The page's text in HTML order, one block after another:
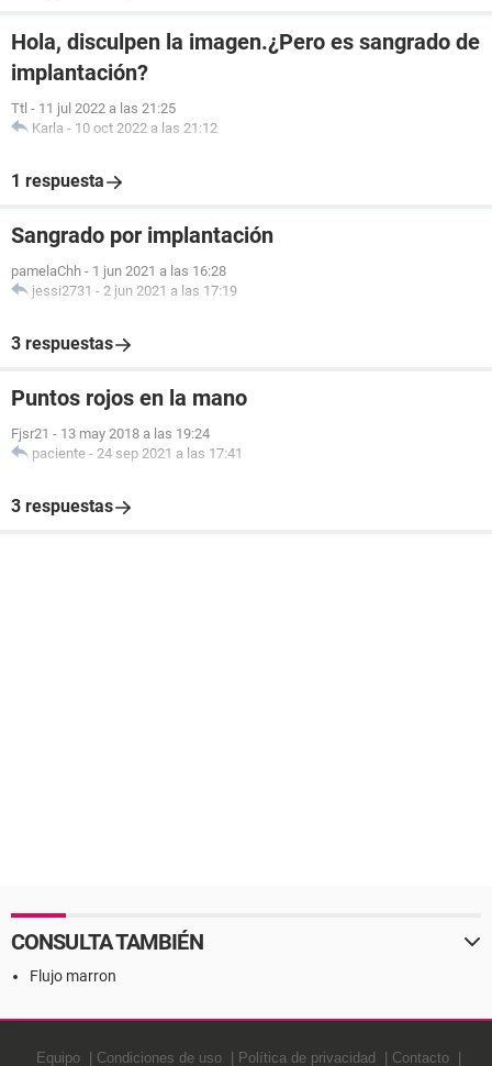
Hola, disculpen la imagen.¿Pero es sangrado de
implantación?
Ttl - 11 jul 2022 a las 21:25
Karla - 10 oct 2022 a las 21:12
1 respuesta
Sangrado por implantación
pamelaChh - 1 jun 2021 a las 16:28
jessi2731 - 2 jun 2021 a las 17:19
3 respuestas
Puntos rojos en la mano
Fjsr21 - 13 may 2018 a las 19:24
paciente - 24 sep 2021 a las 17:41
3 respuestas
CONSULTA TAMBIÉN
Flujo marron
Equipo Condiciones de uso Política de privacidad Contacto